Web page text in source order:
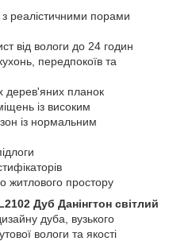
з реалістичними порами
від вологи до 24 годин
передпокоїв та
дерев'яних планок
із високим
із нормальним
житлового простору
Дуб Данінгтон світлий
дуба, вузького
вологи та якості